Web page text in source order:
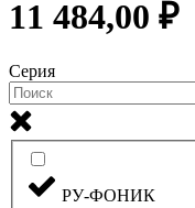
11 484,00 ₽
Серия
РУ-ФОНИК